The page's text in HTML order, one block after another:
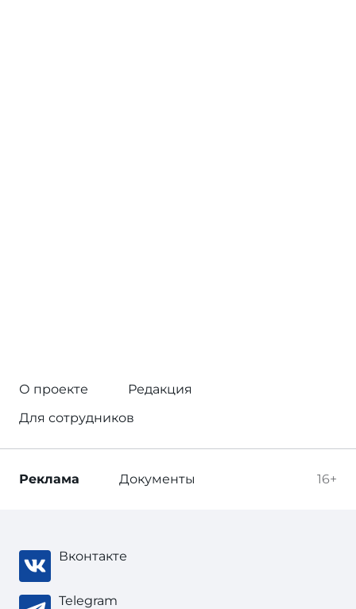
О проекте
Редакция
Для сотрудников
16+
Реклама Документы
Вконтакте
Telegram